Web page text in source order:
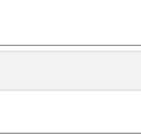
cảm hứng đến đồng râm của mình theo
cấp studio được chọn lọc từ RedNet,
em âm thanh rong trẻo và dải động